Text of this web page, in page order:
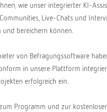
wie unser integrierter KI-
Live-Chats und
und bereichern können.
von Befragungssoftware
in unsere Plattform
erfolgreich ein.
Programm und zur